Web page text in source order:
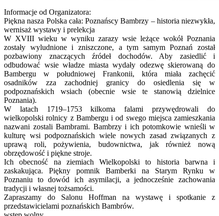
Informacje od Organizatora:
Piękna nasza Polska cała: Poznańscy Bambrzy – historia niezwykła,
wernisaż wystawy i prelekcja
W XVIII wieku w wyniku zarazy wsie leżące wokół Poznania
zostały wyludnione i zniszczone, a tym samym Poznań został
pozbawiony znaczących źródeł dochodów. Aby zasiedlić i
odbudować wsie władze miasta wydały odezwę skierowaną do
Bambergu w południowej Frankonii, która miała zachęcić
osadników zza zachodniej granicy do osiedlenia się w
podpoznańskich wsiach (obecnie wsie te stanowią dzielnice
Poznania).
W latach 1719–1753 kilkoma falami przywędrowali do
wielkopolski rolnicy z Bambergu i od swego miejsca zamieszkania
nazwani zostali Bambrami. Bambrzy i ich potomkowie wnieśli w
kulturę wsi podpoznańskich wiele nowych zasad związanych z
uprawą roli, pożywienia, budownictwa, jak również nową
obrzędowość i piękne stroje.
Ich obecność na ziemiach Wielkopolski to historia barwna i
zaskakująca. Piękny pomnik Bamberki na Starym Rynku w
Poznaniu to dowód ich asymilacji, a jednocześnie zachowania
tradycji i własnej tożsamości.
Zapraszamy do Salonu Hoffman na wystawę i spotkanie z
przedstawicielami poznańskich Bambrów.